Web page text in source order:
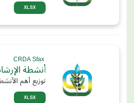
XLSX
أنشطة
توزيع أهم
XLSX